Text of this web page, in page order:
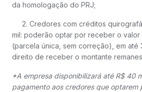
da homologação do PRJ;
2. Credores com créditos
mil: poderão optar por receber o valor
(parcela única, sem correção), em até
direito de receber o montante
*A empresa disponibilizará até R$ 40
pagamento aos credores que optarem